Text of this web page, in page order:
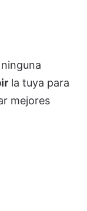
la tuya para
mejores